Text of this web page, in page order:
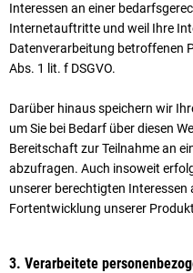
Interessen an einer
Internetauftritte und weil Ihre
Datenverarbeitung betroffenen
Abs. 1 lit. f DSGVO.
Darüber hinaus speichern wir
um Sie bei Bedarf über diesen
Bereitschaft zur Teilnahme an
abzufragen. Auch insoweit
unserer berechtigten Interessen
Fortentwicklung unserer
3. Verarbeitete